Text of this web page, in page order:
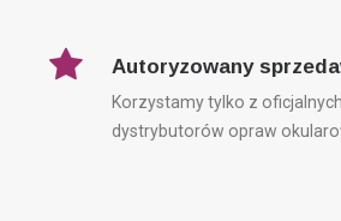
KATEGORIE
Autoryzowany
Korzystamy tylko z
dystrybutorów opraw